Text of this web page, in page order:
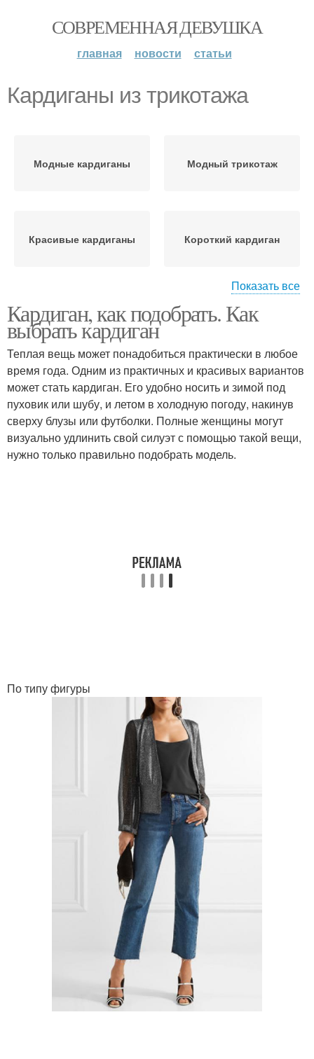
СОВРЕМЕННАЯ ДЕВУШКА
главная новости статьи
Кардиганы из трикотажа
Модные кардиганы Модный трикотаж
Красивые кардиганы Короткий кардиган
Кардиган на пуговицах Укороченный кардиган
Удлиненный кардиган
Показать все
Кардиган, как подобрать. Как
выбрать кардиган
Теплая вещь может понадобиться практически в любое
время года. Одним из практичных и красивых вариантов
может стать кардиган. Его удобно носить и зимой под
пуховик или шубу, и летом в холодную погоду, накинув
сверху блузы или футболки. Полные женщины могут
визуально удлинить свой силуэт с помощью такой вещи,
нужно только правильно подобрать модель.
По типу фигуры